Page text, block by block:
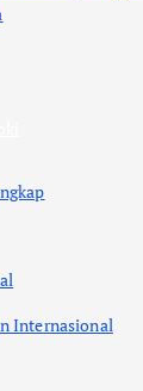
Internasional